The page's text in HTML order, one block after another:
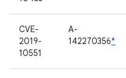
CVE-
2019-
10551
A-
142270356*